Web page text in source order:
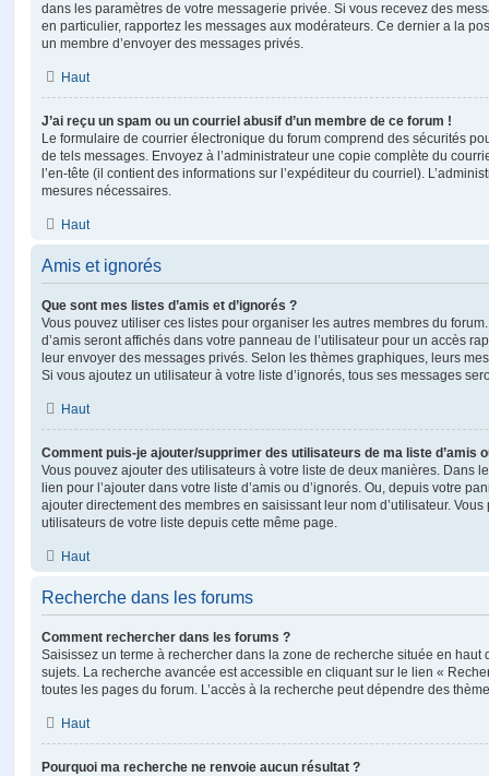
dans les paramètres de votre messagerie privée. Si vous recevez des
en particulier, rapportez les messages aux modérateurs. Ce dernier a la
un membre d’envoyer des messages privés.
Haut
J’ai reçu un spam ou un courriel abusif d’un membre de ce forum !
Le formulaire de courrier électronique du forum comprend des sécurités
de tels messages. Envoyez à l’administrateur une copie complète du
l’en-tête (il contient des informations sur l’expéditeur du courriel).
mesures nécessaires.
Haut
Amis et ignorés
Que sont mes listes d’amis et d’ignorés ?
Vous pouvez utiliser ces listes pour organiser les autres membres du
d’amis seront affichés dans votre panneau de l’utilisateur pour un accès
leur envoyer des messages privés. Selon les thèmes graphiques, leurs
Si vous ajoutez un utilisateur à votre liste d’ignorés, tous ses messages
Haut
Comment puis-je ajouter/supprimer des utilisateurs de ma liste d’amis
Vous pouvez ajouter des utilisateurs à votre liste de deux manières. Dans
lien pour l’ajouter dans votre liste d’amis ou d’ignorés. Ou, depuis votre
ajouter directement des membres en saisissant leur nom d’utilisateur.
utilisateurs de votre liste depuis cette même page.
Haut
Recherche dans les forums
Comment rechercher dans les forums ?
Saisissez un terme à rechercher dans la zone de recherche située en haut
sujets. La recherche avancée est accessible en cliquant sur le lien «
toutes les pages du forum. L’accès à la recherche peut dépendre des
Haut
Pourquoi ma recherche ne renvoie aucun résultat ?